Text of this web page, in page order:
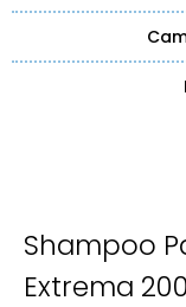
Shampoo
Extrema